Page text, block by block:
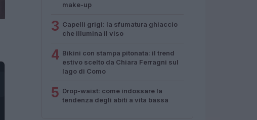
make-up
3 Capelli grigi: la sfumatura ghiaccio
che illumina il viso
4 Bikini con stampa pitonata: il trend
estivo scelto da Chiara Ferragni sul
lago di Como
5 Drop-waist: come indossare la
tendenza degli abiti a vita bassa